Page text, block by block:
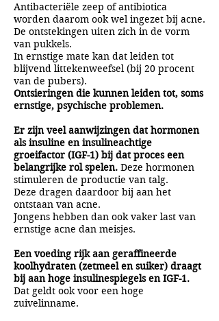
Antibacteriële zeep of antibiotica
worden daarom ook wel ingezet bij acne.
De ontstekingen uiten zich in de vorm
van pukkels.
In ernstige mate kan dat leiden tot
blijvend littekenweefsel (bij 20 procent
van de pubers).
Ontsieringen die kunnen leiden tot, soms
ernstige, psychische problemen.
Er zijn veel aanwijzingen dat hormonen
als insuline en insulineachtige
groeifactor (IGF-1) bij dat proces een
belangrijke rol spelen. Deze hormonen
stimuleren de productie van talg.
Deze dragen daardoor bij aan het
ontstaan van acne.
Jongens hebben dan ook vaker last van
ernstige acne dan meisjes.
Een voeding rijk aan geraffineerde
koolhydraten (zetmeel en suiker) draagt
bij aan hoge insulinespiegels en IGF-1.
Dat geldt ook voor een hoge
zuivelinname.